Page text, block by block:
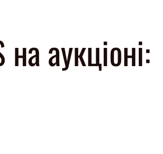
аукціоні: